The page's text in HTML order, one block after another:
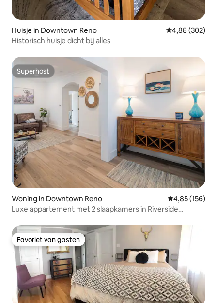
Huisje in Downtown Reno Gemiddelde
4,88 (302)
Historisch huisje dicht bij alles
Superhost
Superhost
Woning in Downtown Reno Gemiddelde
4,85 (156)
Luxe appartement met 2 slaapkamers in Riverside
Favoriet van gasten
Favoriet van gasten